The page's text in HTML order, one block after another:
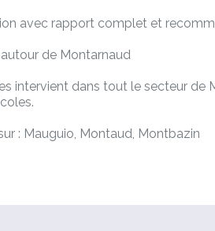
avec rapport complet et
de Montarnaud
intervient dans tout le secteur
: Mauguio, Montaud, Montbazin